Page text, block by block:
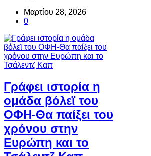
Μαρτίου 28, 2026
0
Γράφει ιστορία η
ομάδα βόλεϊ του
ΟΦΗ-Θα παίξει του
χρόνου στην
Ευρώπη και το